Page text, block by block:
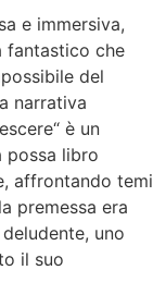
e immersiva,
fantastico che
del
narrativa
è un
possa libro
affrontando temi
premessa era
uno
il suo